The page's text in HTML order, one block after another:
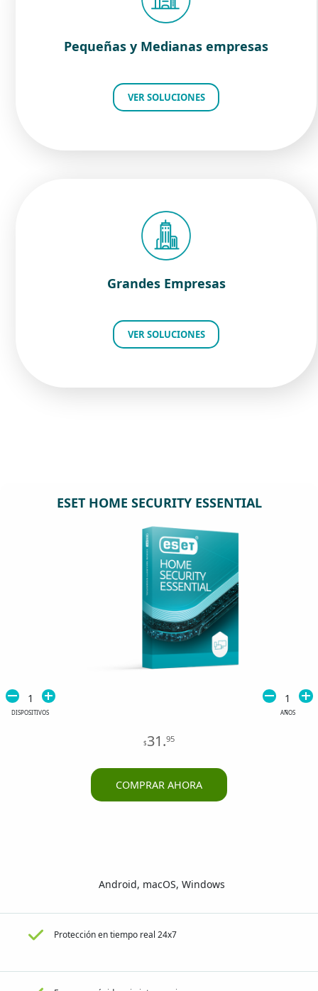
Pequeñas y Medianas empresas
VER SOLUCIONES
Grandes Empresas
VER SOLUCIONES
ESET HOME SECURITY ESSENTIAL
1
DISPOSITIVOS
1
AÑOS
$31.95
COMPRAR AHORA
Android, macOS, Windows
Protección en tiempo real 24x7